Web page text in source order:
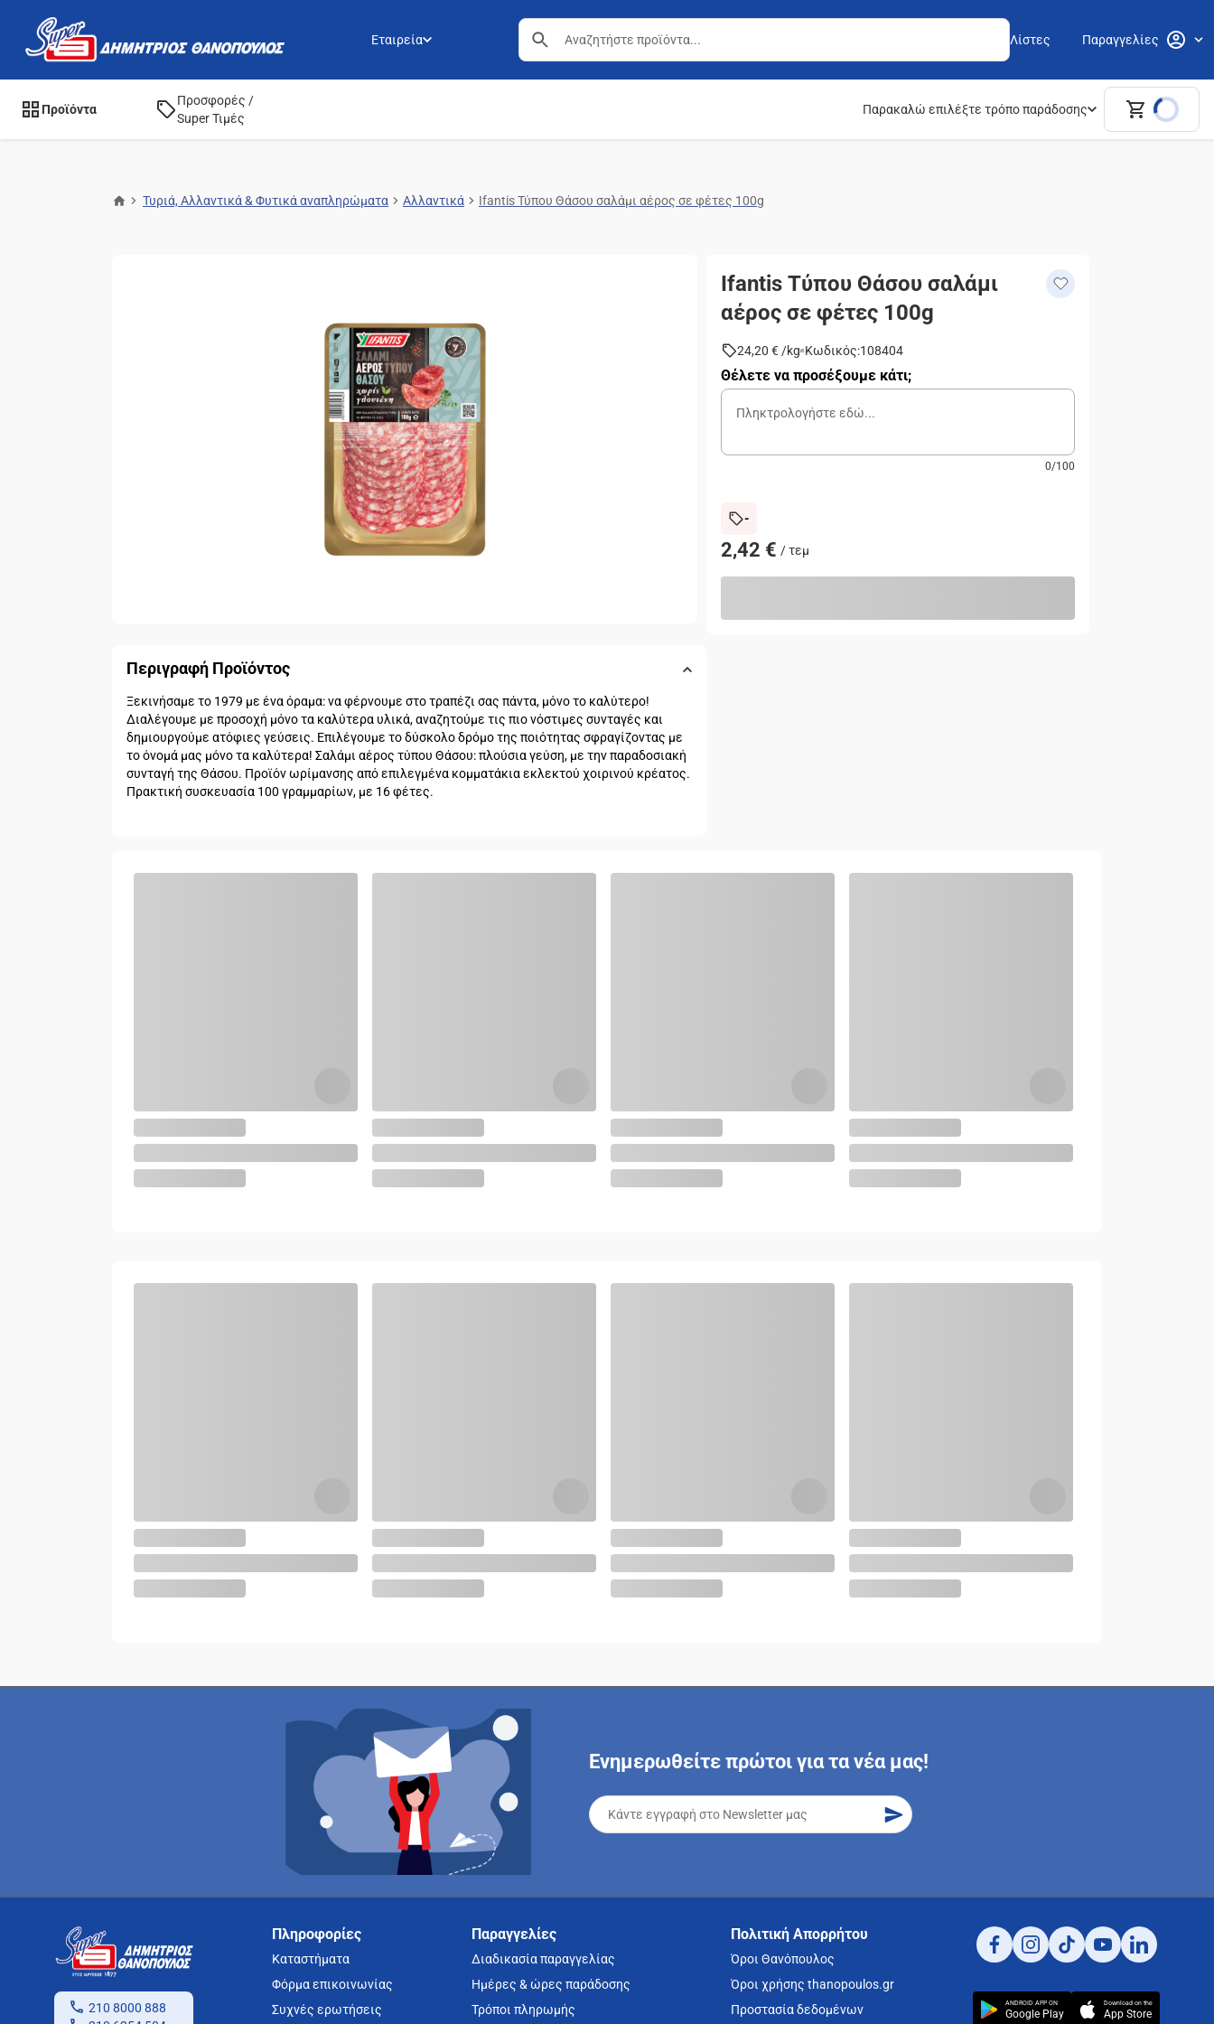
Εταιρεία Λίστες Παραγγελίες
Προϊόντα
Προσφορές /
Super Τιμές
Παρακαλώ επιλέξτε τρόπο παράδοσης
Τυριά, Αλλαντικά & Φυτικά αναπληρώματα Αλλαντικά Ifantis Τύπου Θάσου σαλάμι αέρος σε φέτες 100g
Περιγραφή Προϊόντος
Ξεκινήσαμε το 1979 με ένα όραμα: να φέρνουμε στο τραπέζι σας πάντα, μόνο το καλύτερο!
Διαλέγουμε με προσοχή μόνο τα καλύτερα υλικά, αναζητούμε τις πιο νόστιμες συνταγές και
δημιουργούμε ατόφιες γεύσεις. Επιλέγουμε το δύσκολο δρόμο της ποιότητας σφραγίζοντας με
το όνομά μας μόνο τα καλύτερα! Σαλάμι αέρος τύπου Θάσου: πλούσια γεύση, με την παραδοσιακή
συνταγή της Θάσου. Προϊόν ωρίμανσης από επιλεγμένα κομματάκια εκλεκτού χοιρινού κρέατος.
Πρακτική συσκευασία 100 γραμμαρίων, με 16 φέτες.
Ifantis Τύπου Θάσου σαλάμι
αέρος σε φέτες 100g
24,20 €/kg Κωδικός:108404
Θέλετε να προσέξουμε κάτι;
0/100
-
2,42 € /τεμ
Ενημερωθείτε πρώτοι για τα νέα μας!
210 8000 888
Πληροφορίες
Καταστήματα
Φόρμα επικοινωνίας
Συχνές ερωτήσεις
Παραγγελίες
Διαδικασία παραγγελίας
Ημέρες & ώρες παράδοσης
Τρόποι πληρωμής
Πολιτική Απορρήτου
Όροι Θανόπουλος
Όροι χρήσης thanopoulos.gr
Προστασία δεδομένων
ANDROID APP ON
Google Play
Download on the
App Store